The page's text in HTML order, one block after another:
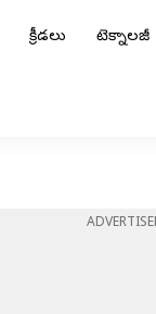
క్రీడలు టెక్నాలజీ